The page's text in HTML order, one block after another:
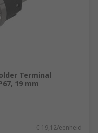
Terminal
19 mm
€ 19,12/eenheid